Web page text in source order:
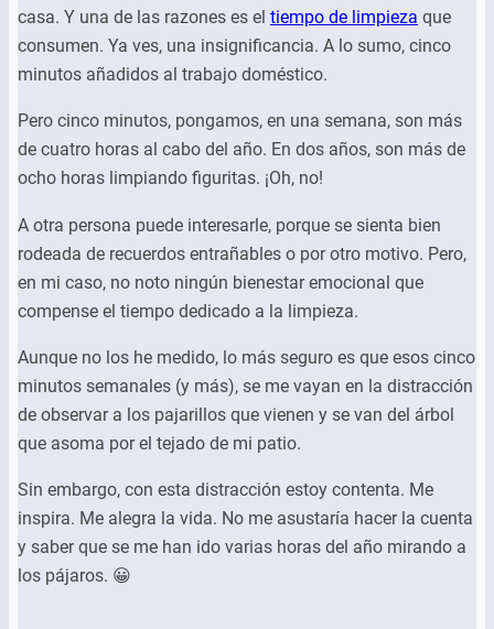
casa. Y una de las razones es el tiempo de limpieza que
consumen. Ya ves, una insignificancia. A lo sumo, cinco
minutos añadidos al trabajo doméstico.
Pero cinco minutos, pongamos, en una semana, son más
de cuatro horas al cabo del año. En dos años, son más de
ocho horas limpiando figuritas. ¡Oh, no!
A otra persona puede interesarle, porque se sienta bien
rodeada de recuerdos entrañables o por otro motivo. Pero,
en mi caso, no noto ningún bienestar emocional que
compense el tiempo dedicado a la limpieza.
Aunque no los he medido, lo más seguro es que esos cinco
minutos semanales (y más), se me vayan en la distracción
de observar a los pajarillos que vienen y se van del árbol
que asoma por el tejado de mi patio.
Sin embargo, con esta distracción estoy contenta. Me
inspira. Me alegra la vida. No me asustaría hacer la cuenta
y saber que se me han ido varias horas del año mirando a
los pájaros. 😀